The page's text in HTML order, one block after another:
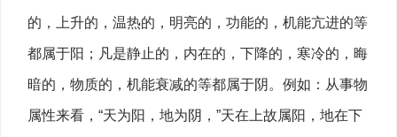
的，上升的，温热的，明亮的，功能的，机能亢进的等
都属于阳；凡是静止的，内在的，下降的，寒冷的，晦
暗的，物质的，机能衰减的等都属于阴。例如：从事物
属性来看，“天为阳，地为阴，”天在上故属阳，地在下